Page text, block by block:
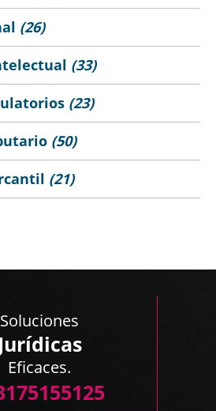
(26)
(33)
(23)
(50)
(21)
Soluciones
Jurídicas
Eficaces.